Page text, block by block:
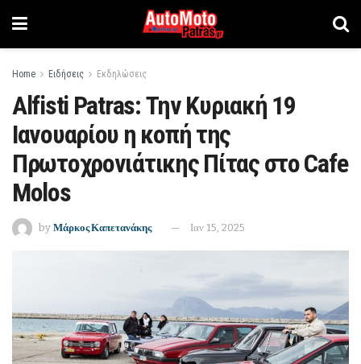
Home Ειδήσεις Εκδηλώσεις
Alfisti Patras: Την Κυριακή 19
Ιανουαρίου η κοπή της
Πρωτοχρονιάτικης Πίτας στο Cafe
Molos
by Μάρκος Καπετανάκης Ιαν 15, 2025